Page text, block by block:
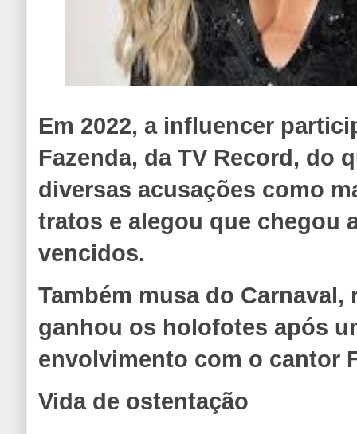
Em 2022, a influencer
Fazenda, da TV Record, do
diversas acusações como
tratos e alegou que chegou
vencidos.
Também musa do Carnaval,
ganhou os holofotes após
envolvimento com o cantor
Vida de ostentação